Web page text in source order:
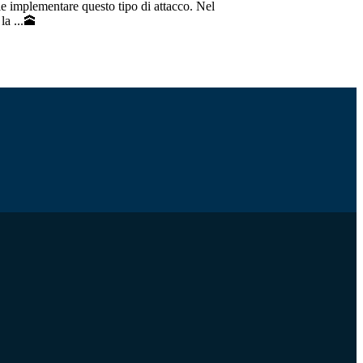
questo tipo di attacco. Nel
...🕋